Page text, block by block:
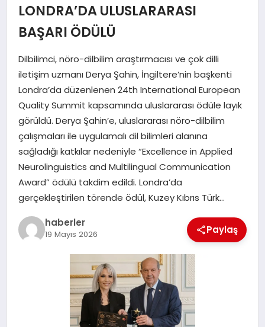
SAĞLIK
EKONOMI
MAGAZIN
EĞITIM
LONDRA’DA ULUSLARARASI
BAŞARI ÖDÜLÜ
Dilbilimci, nöro-dilbilim araştırmacısı ve çok dilli
iletişim uzmanı Derya Şahin, İngiltere’nin başkenti
Londra’da düzenlenen 24th International European
Quality Summit kapsamında uluslararası ödüle layık
görüldü. Derya Şahin’e, uluslararası nöro-dilbilim
çalışmaları ile uygulamalı dil bilimleri alanına
sağladığı katkılar nedeniyle “Excellence in Applied
Neurolinguistics and Multilingual Communication
Award” ödülü takdim edildi. Londra’da
gerçekleştirilen törende ödül, Kuzey Kıbrıs Türk…
haberler
19 Mayıs 2026 Paylaş